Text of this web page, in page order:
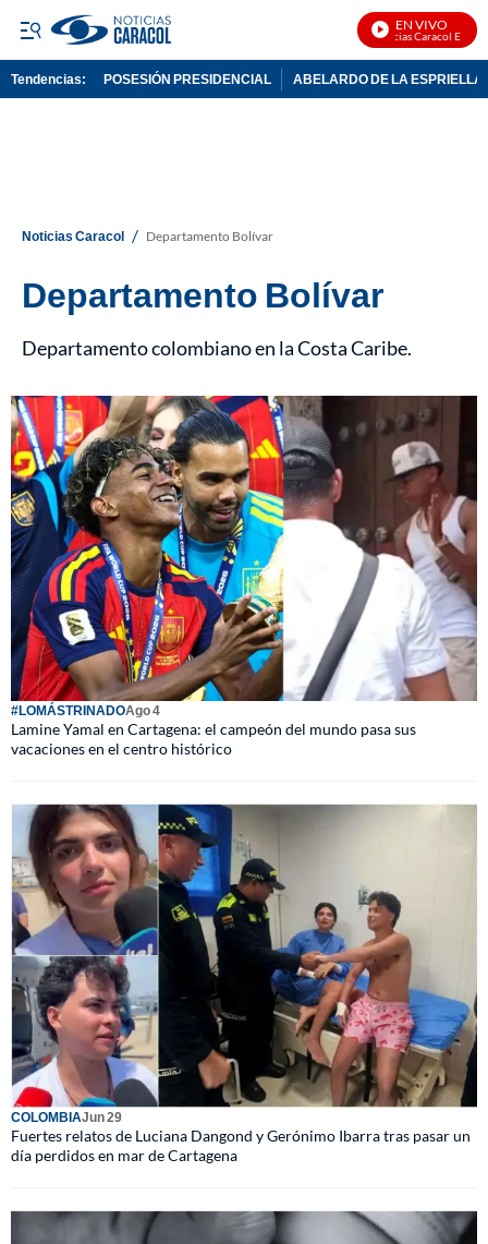
EN VIVO
Noticias Caracol En Vivo
Tendencias: POSESIÓN PRESIDENCIAL ABELARDO DE LA ESPRIELLA
Noticias Caracol / Departamento Bolívar
Departamento Bolívar
Departamento colombiano en la Costa Caribe.
#LOMÁSTRINADOAgo 4
Lamine Yamal en Cartagena: el campeón del mundo pasa sus
vacaciones en el centro histórico
COLOMBIAJun 29
Fuertes relatos de Luciana Dangond y Gerónimo Ibarra tras pasar un
día perdidos en mar de Cartagena